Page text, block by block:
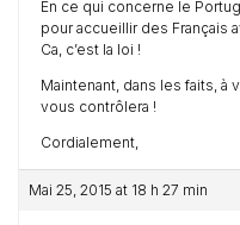
En ce qui concerne le
pour accueillir des Français
Ca, c’est la loi !
Maintenant, dans les faits, à
vous contrôlera !
Cordialement,
Mai 25, 2015 at 18 h 27 min